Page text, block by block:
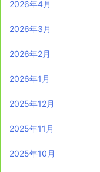
2026年4月
2026年3月
2026年2月
2026年1月
2025年12月
2025年11月
2025年10月